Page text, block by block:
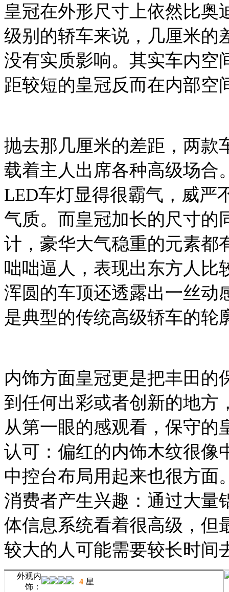
皇冠在外形尺寸上依然比奥
级别的轿车来说，几厘米的
没有实质影响。其实车内空
距较短的皇冠反而在内部空
抛去那几厘米的差距，两款
载着主人出席各种高级场合
LED车灯显得很霸气，威严
气质。而皇冠加长的尺寸的
计，豪华大气稳重的元素都
咄咄逼人，表现出东方人比
浑圆的车顶还透露出一丝动
是典型的传统高级轿车的轮
内饰方面皇冠更是把丰田的
到任何出彩或者创新的地方
从第一眼的感观看，保守的
认可：偏红的内饰木纹很像
中控台布局用起来也很方面
消费者产生兴趣：通过大
体信息系统看着很高级，但
较大的人可能需要较长时间
外观内
饰：
4 星